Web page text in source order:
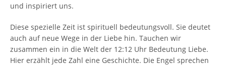
und inspiriert uns.
Diese spezielle Zeit ist spirituell bedeutungsvoll. Sie deutet
auch auf neue Wege in der Liebe hin. Tauchen wir
zusammen ein in die Welt der 12:12 Uhr Bedeutung Liebe.
Hier erzählt jede Zahl eine Geschichte. Die Engel sprechen